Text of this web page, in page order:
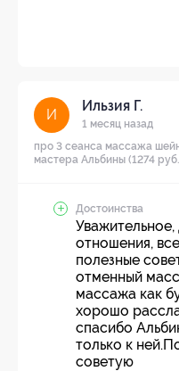
И
Ильзия Г.
1 месяц назад
про 3 сеанса массажа
мастера Альбины (1274
Достоинства
отношения,
полезные
отменный
массажа как
хорошо
спасибо
только к
советую